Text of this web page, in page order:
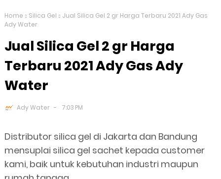
Home Silica Gel
Jual Silica Gel 2 gr Harga Terbaru 2021 Ady Gas
Ady Water
Jual Silica Gel 2 gr Harga
Terbaru 2021 Ady Gas Ady
Water
Ady Water 7:03 PM
Distributor silica gel di Jakarta dan Bandung
mensuplai silica gel sachet kepada customer
kami, baik untuk kebutuhan industri maupun